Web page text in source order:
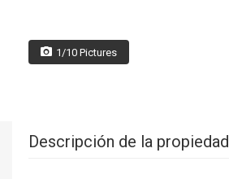
1/10 Pictures
Descripción de la propiedad